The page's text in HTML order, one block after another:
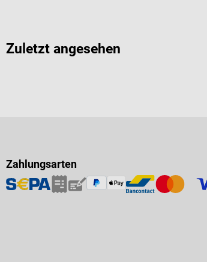
Zuletzt angesehen
Zahlungsarten